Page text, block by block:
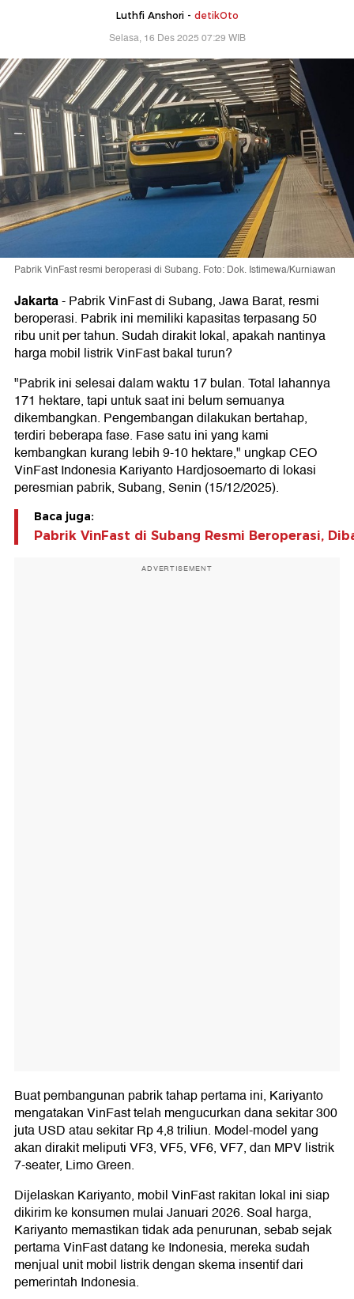
Luthfi Anshori - detikOto
Selasa, 16 Des 2025 07:29 WIB
Pabrik VinFast resmi beroperasi di Subang. Foto: Dok. Istimewa/Kurniawan
Jakarta-Pabrik VinFast di Subang, Jawa Barat, resmi
beroperasi. Pabrik ini memiliki kapasitas terpasang 50
ribu unit per tahun. Sudah dirakit lokal, apakah nantinya
harga mobil listrik VinFast bakal turun?
"Pabrik ini selesai dalam waktu 17 bulan. Total lahannya
171 hektare, tapi untuk saat ini belum semuanya
dikembangkan. Pengembangan dilakukan bertahap,
terdiri beberapa fase. Fase satu ini yang kami
kembangkan kurang lebih 9-10 hektare," ungkap CEO
VinFast Indonesia Kariyanto Hardjosoemarto di lokasi
peresmian pabrik, Subang, Senin (15/12/2025).
Baca juga:
Pabrik VinFast di Subang Resmi Beroperasi,
ADVERTISEMENT
Buat pembangunan pabrik tahap pertama ini, Kariyanto
mengatakan VinFast telah mengucurkan dana sekitar 300
juta USD atau sekitar Rp 4,8 triliun. Model-model yang
akan dirakit meliputi VF3, VF5, VF6, VF7, dan MPV listrik
7-seater, Limo Green.
Dijelaskan Kariyanto, mobil VinFast rakitan lokal ini siap
dikirim ke konsumen mulai Januari 2026. Soal harga,
Kariyanto memastikan tidak ada penurunan, sebab sejak
pertama VinFast datang ke Indonesia, mereka sudah
menjual unit mobil listrik dengan skema insentif dari
pemerintah Indonesia.